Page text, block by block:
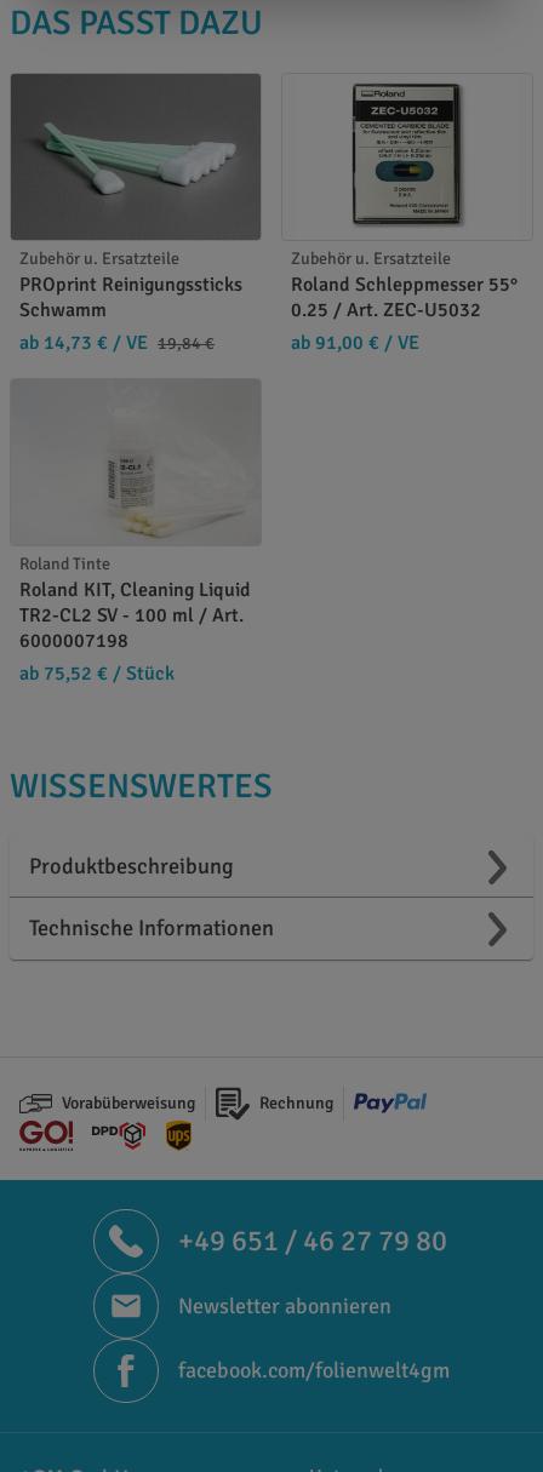
DAS PASST DAZU
Zubehör u. Ersatzteile
PROprint Reinigungssticks
Schwamm
ab 14,73 € / VE 19,84 €
Zubehör u. Ersatzteile
Roland Schleppmesser 55°
0.25 / Art. ZEC-U5032
ab 91,00 € / VE
Roland Tinte
Roland KIT, Cleaning Liquid
TR2-CL2 SV - 100 ml / Art.
6000007198
ab 75,52 € / Stück
WISSENSWERTES
Produktbeschreibung
Technische Informationen
Vorabüberweisung Rechnung
+49 651 / 46 27 79 80
Newsletter abonnieren
facebook.com/folienwelt4gm